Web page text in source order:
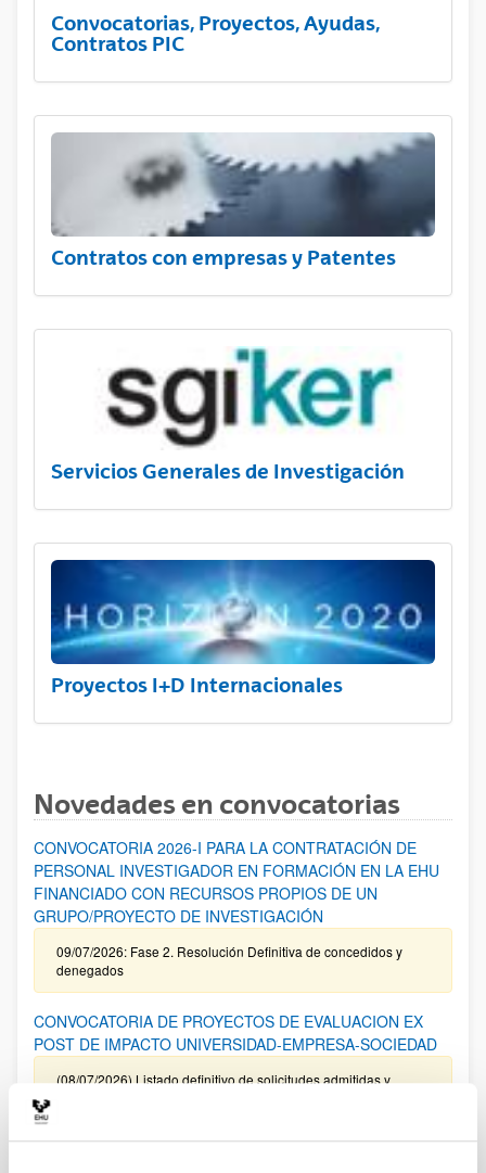
Convocatorias, Proyectos, Ayudas,
Contratos PIC
Contratos con empresas y Patentes
Servicios Generales de Investigación
Proyectos I+D Internacionales
Novedades en convocatorias
CONVOCATORIA 2026-I PARA LA CONTRATACIÓN DE
PERSONAL INVESTIGADOR EN FORMACIÓN EN LA EHU
FINANCIADO CON RECURSOS PROPIOS DE UN
GRUPO/PROYECTO DE INVESTIGACIÓN
09/07/2026: Fase 2. Resolución Definitiva de concedidos y
denegados
CONVOCATORIA DE PROYECTOS DE EVALUACION EX
POST DE IMPACTO UNIVERSIDAD-EMPRESA-SOCIEDAD
(08/07/2026) Listado definitivo de solicitudes admitidas y
ROSA MARIA VIVAR FUNDAZIOA First Global Call for